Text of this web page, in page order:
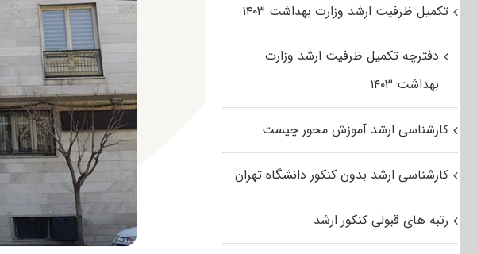
تکمیل ظرفیت ارشد وزارت بهداشت ۱۴۰۳
دفترچه تکمیل ظرفیت ارشد وزارت
بهداشت ۱۴۰۳
کارشناسی ارشد آموزش محور چیست
کارشناسی ارشد بدون کنکور دانشگاه تهران
رتبه های قبولی کنکور ارشد